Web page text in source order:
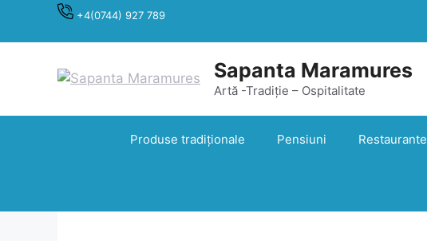
+4(0744) 927 789
Sapanta Maramures
Artă -Tradiție – Ospitalitate
Produse tradiționale Pensiuni Restaurante